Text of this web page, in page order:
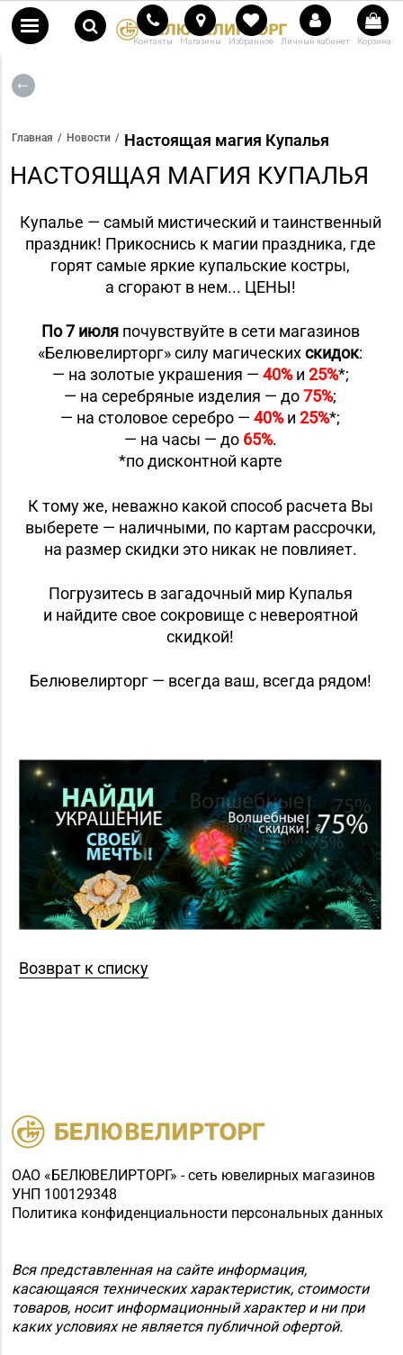
Контакты Магазины Избранное Личный кабинет Корзина
Главная Новости Настоящая магия Купалья
НАСТОЯЩАЯ МАГИЯ КУПАЛЬЯ
Купалье — самый мистический и таинственный
праздник! Прикоснись к магии праздника, где
горят самые яркие купальские костры,
а сгорают в нем... ЦЕНЫ!
По 7 июляпочувствуйте в сети магазинов
«Белювелирторг» силу магическихскидок:
— на золотые украшения — 40%и 25%*;
— на серебряные изделия — до75%;
— на столовое серебро —40%и25%*;
— на часы — до 65%.
*по дисконтной карте
К тому же, неважно какой способ расчета Вы
выберете — наличными, по картам рассрочки,
на размер скидки это никак не повлияет.
Погрузитесь в загадочный мир Купалья
и найдите свое сокровище с невероятной
скидкой!
Белювелирторг — всегда ваш, всегда рядом!
Возврат к списку
ОАО «БЕЛЮВЕЛИРТОРГ» - сеть ювелирных магазинов
УНП 100129348
Политика конфиденциальности персональных данных
Вся представленная на сайте информация,
касающаяся технических характеристик, стоимости
товаров, носит информационный характер и ни при
каких условиях не является публичной офертой.